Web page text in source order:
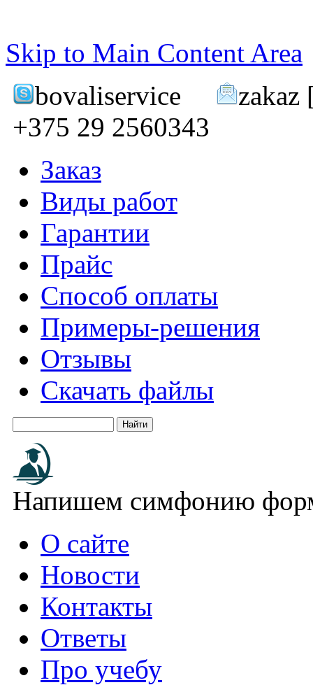
Skip to Main Content Area
bovaliservice
zakaz
+375 29 2560343
Заказ
Виды работ
Гарантии
Прайс
Способ оплаты
Примеры-решения
Отзывы
Скачать файлы
Напишем симфонию
О сайте
Новости
Контакты
Ответы
Про учебу